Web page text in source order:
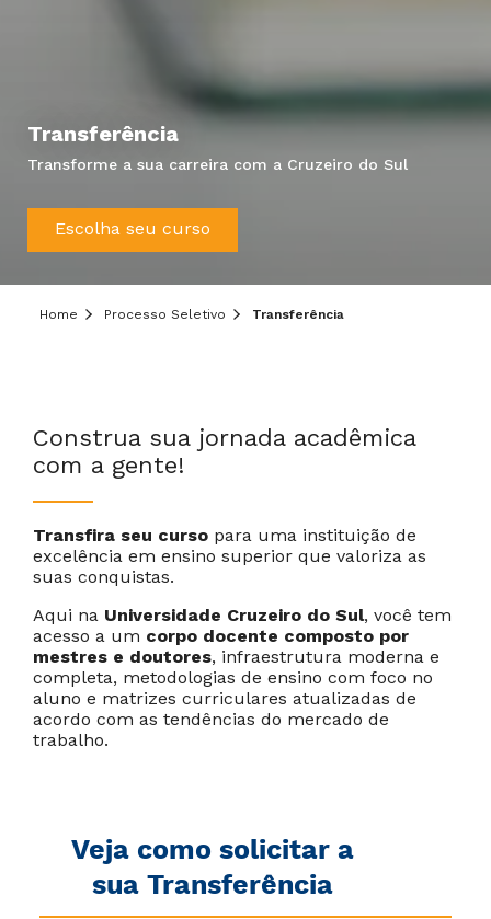
Transferência
Transforme a sua carreira com a Cruzeiro do Sul
Escolha seu curso
Home Processo Seletivo Transferência
Construa sua jornada acadêmica
com a gente!
Transfira seu curso para uma instituição de
excelência em ensino superior que valoriza as
suas conquistas.
Aqui na Universidade Cruzeiro do Sul, você tem
acesso a um corpo docente composto por
mestres e doutores, infraestrutura moderna e
completa, metodologias de ensino com foco no
aluno e matrizes curriculares atualizadas de
acordo com as tendências do mercado de
trabalho.
Veja como solicitar a
sua Transferência
Hei, você ainda tem dúvidas?
Precisa de mais informações sobre o curso,
Deixe aqui o seu contato que um de nossos
Cancelar Próximo